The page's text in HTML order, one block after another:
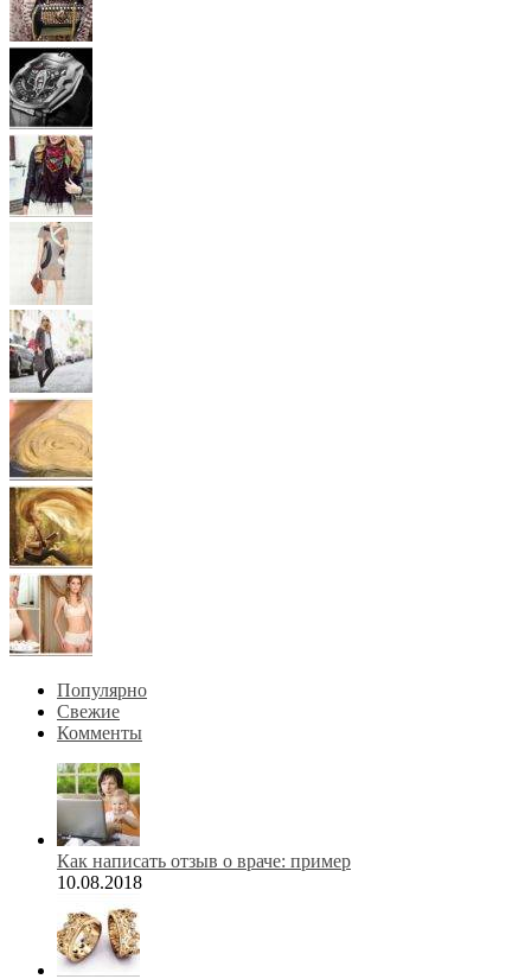
Популярно
Свежие
Комменты
Как написать отзыв о враче: пример
10.08.2018